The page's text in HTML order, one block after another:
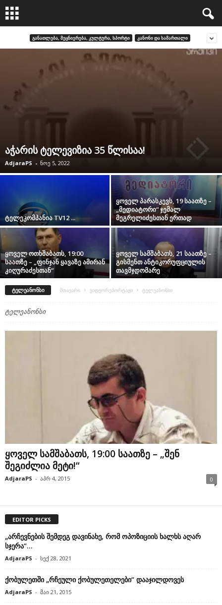
ᲒᲐᲜᲐᲗᲚᲔᲑᲐ, ᲛᲔᲪᲜᲘᲔᲠᲔᲑᲐ, ᲙᲣᲚᲢᲣᲠᲐ, ᲡᲞᲝᲠᲢᲘ ᲙᲐᲜᲝᲜᲘ ᲓᲐ ᲡᲐᲛᲐᲠᲗᲐᲚᲘ
აჭარის ტელევიზია 35 წლისაა!
AdjaraPS - ნოე 5, 2022
ტელეკომპანია TV12 ...
ყოველ პარასკევს, 19 საათზე –
„მედიატორი“ ჯემალ
მეგრელიძესთან ერთად
ყოველ ოთხშაბათს, 19:00
საათზე – „ფინჯან ყავაზე ამირან
კიღურაძესთან“
ყოველ სამშაბათს, 21 საათზე –
გისმენთ ანტიკორუფციულის
თავმჯდომარე
ᲢᲔᲚᲔᲐᲜᲝᲜᲡᲘ მთავარი ვიდეორეპორტაჟი ტელეანონსი
ტელეანონსი
ყოველ სამშაბათს, 19:00 საათზე – „შენ
შეგიძლია მეტი!“
AdjaraPS - აპრ 4, 2015 0
EDITOR PICKS
„არჩევნების შემდეგ დავინახე, რომ ოპოზიციის ხალხს აღარ
სჯერა“…
AdjaraPS - სექ 28, 2021
ქობულეთში „რჩეული ქობულეთელები“ დააჯილდოვეს
AdjaraPS - მაი 21, 2015